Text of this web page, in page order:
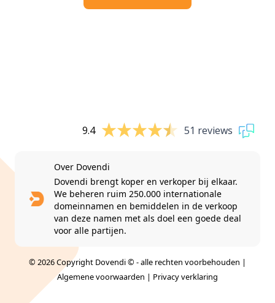
9.4 51 reviews
Over Dovendi
Dovendi brengt koper en verkoper bij elkaar.
We beheren ruim 250.000 internationale
domeinnamen en bemiddelen in de verkoop
van deze namen met als doel een goede deal
voor alle partijen.
© 2026 Copyright Dovendi © - alle rechten voorbehouden |
Algemene voorwaarden | Privacy verklaring